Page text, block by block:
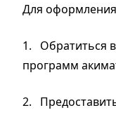
Для
1. Обратиться
программ
2.